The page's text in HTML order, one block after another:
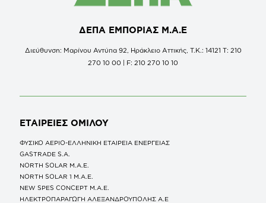
ΔΕΠΑ ΕΜΠΟΡΙΑΣ Μ.Α.Ε
Διεύθυνση: Μαρίνου Αντύπα 92, Ηράκλειο Αττικής, Τ.Κ.: 14121 Τ: 210
270 10 00 | F: 210 270 10 10
ΕΤΑΙΡΕΙΕΣ ΟΜΙΛΟΥ
ΦΥΣΙΚΟ ΑΕΡΙΟ-ΕΛΛΗΝΙΚΗ ΕΤΑΙΡΕΙΑ ΕΝΕΡΓΕΙΑΣ
GASTRADE S.A.
NORTH SOLAR M.Α.Ε.
NORTH SOLAR 1 M.Α.Ε.
NEW SPES CONCEPT Μ.Α.Ε.
ΗΛΕΚΤΡΟΠΑΡΑΓΩΓΗ ΑΛΕΞΑΝΔΡΟΥΠΟΛΗΣ A.E